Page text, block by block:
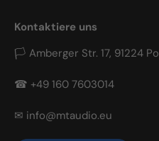
Kontaktiere uns
🏳 Amberger Str. 17, 91224
☎ +49 160 7603014
✉ info@mtaudio.eu